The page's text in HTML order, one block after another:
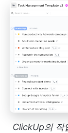
ClickUp의 작